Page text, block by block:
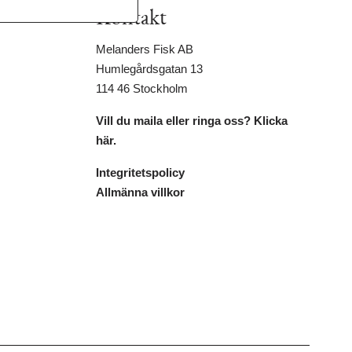
Kontakt
Melanders Fisk AB
Humlegårdsgatan 13
114 46 Stockholm
Vill du maila eller ringa oss? Klicka
här.
Integritetspolicy
Allmänna villkor